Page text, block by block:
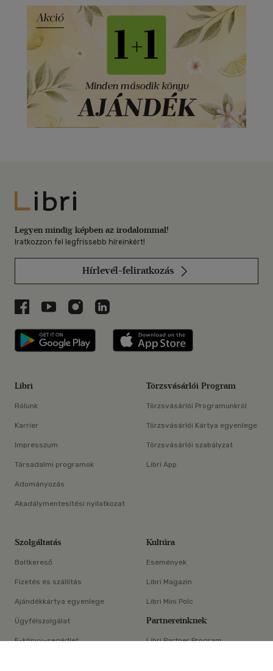
×
Libri
Legyen mindig képben az irodalommal!
Iratkozzon fel legfrissebb híreinkért!
Hírlevél-feliratkozás
Libri a Facebookon
Libri a Youtube-on
Libri az Instagramon
Libri a LinkedInen
Libri applikáció Szerezd meg: Google
Libri
Rólunk
Karrier
Impresszum
Társadalmi programok
Adományozás
Akadálymentesítési nyilatkozat
Törzsvásárlói Program
Törzsvásárlói Programunkról
Törzsvásárlói Kártya egyenlege
Törzsvásárlói szabályzat
Libri App
Szolgáltatás
Boltkereső
Fizetés és szállítás
Ajándékkártya egyenlege
Ügyfélszolgálat
E-könyv-segédlet
Kultúra
Események
Libri Magazin
Libri Mini Polc
Partnereinknek
Libri Partner Program